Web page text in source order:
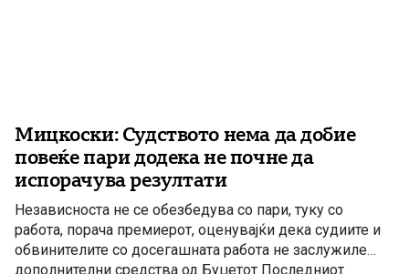
Мицкоски: Судството нема да добие
повеќе пари додека не почне да
испорачува резултати
Независноста не се обезбедува со пари, туку со
работа, порача премиерот, оценувајќи дека судиите и
обвинителите со досегашната работа не заслужиле
дополнителни средства од Буџетот Последниот